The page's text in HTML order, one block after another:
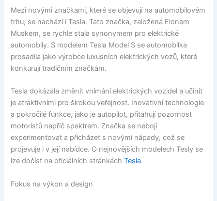
Mezi novými značkami, které se objevují na automobilovém
trhu, se nachází i Tesla. Tato značka, založená Elonem
Muskem, se rychle stala synonymem pro elektrické
automobily. S modelem Tesla Model S se automobilka
prosadila jako výrobce luxusních elektrických vozů, které
konkurují tradičním značkám.
Tesla dokázala změnit vnímání elektrických vozidel a učinit
je atraktivními pro širokou veřejnost. Inovativní technologie
a pokročilé funkce, jako je autopilot, přitahují pozornost
motoristů napříč spektrem. Značka se nebojí
experimentovat a přicházet s novými nápady, což se
projevuje i v její nabídce. O nejnovějších modelech Tesly se
lze dočíst na oficiálních stránkáchTesla.
Fokus na výkon a design